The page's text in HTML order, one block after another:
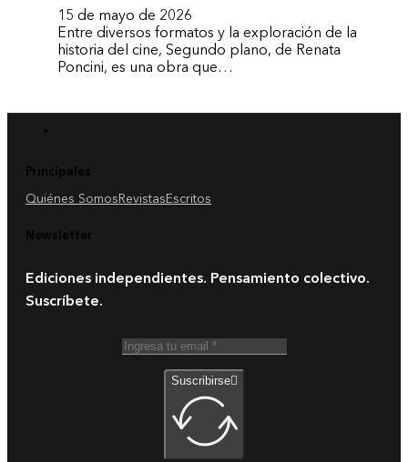
15 de mayo de 2026
Entre diversos formatos y la exploración de la
historia del cine, Segundo plano, de Renata
Poncini, es una obra que…
Principales
Quiénes Somos Revistas Escritos
Newsletter
Ediciones independientes. Pensamiento colectivo.
Suscríbete.
Suscribirse